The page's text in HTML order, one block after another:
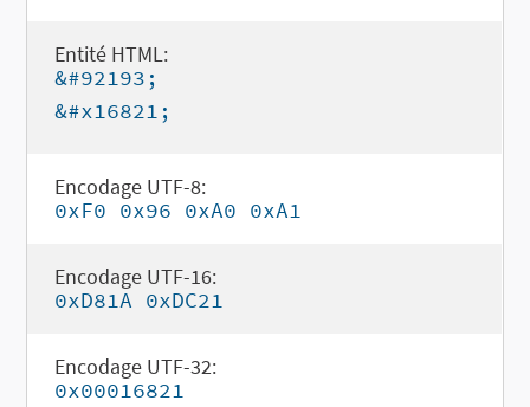
Entité HTML:
&#92193;
&#x16821;
Encodage UTF-8:
0xF0 0x96 0xA0 0xA1
Encodage UTF-16:
0xD81A 0xDC21
Encodage UTF-32:
0x00016821